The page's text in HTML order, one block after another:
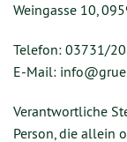
Weingasse 10,
Telefon: 03731/
E-Mail:
Verantwortliche
Person, die allein